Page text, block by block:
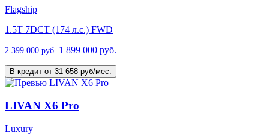
Flagship
1.5T 7DCT (174 л.с.) FWD
2 399 000 руб. 1 899 000 руб.
В кредит от 31 658 руб/мес.
LIVAN X6 Pro
Luxury